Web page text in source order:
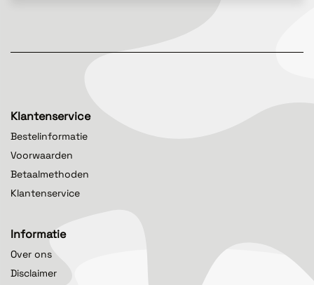
Klantenservice
Bestelinformatie
Voorwaarden
Betaalmethoden
Klantenservice
Informatie
Over ons
Disclaimer